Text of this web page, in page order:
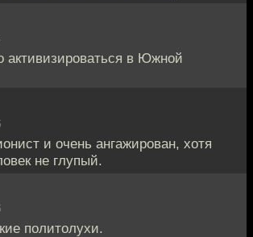
активизироваться в Южной
и очень ангажирован, хотя
не глупый.
политолухи.